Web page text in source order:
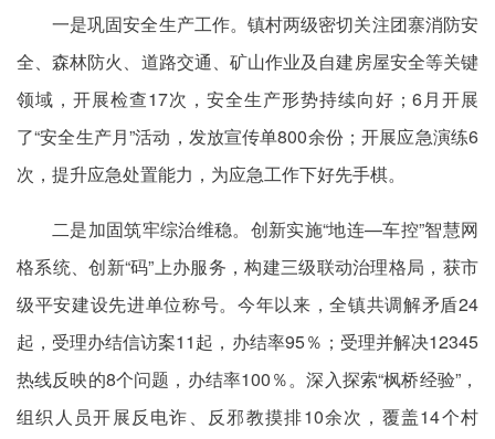
一是巩固安全生产工作。镇村两级密切关注团寨消防安
全、森林防火、道路交通、矿山作业及自建房屋安全等关键
领域，开展检查17次，安全生产形势持续向好；6月开展
了“安全生产月”活动，发放宣传单800余份；开展应急演练6
次，提升应急处置能力，为应急工作下好先手棋。
二是加固筑牢综治维稳。创新实施“地连—车控”智慧网
格系统、创新“码”上办服务，构建三级联动治理格局，获市
级平安建设先进单位称号。今年以来，全镇共调解矛盾24
起，受理办结信访案11起，办结率95％；受理并解决12345
热线反映的8个问题，办结率100％。深入探索“枫桥经验”，
组织人员开展反电诈、反邪教摸排10余次，覆盖14个村